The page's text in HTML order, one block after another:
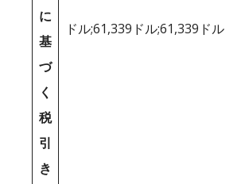
に
基
づ
く
税
引
き
ドル;61,339ドル;61,339ドル